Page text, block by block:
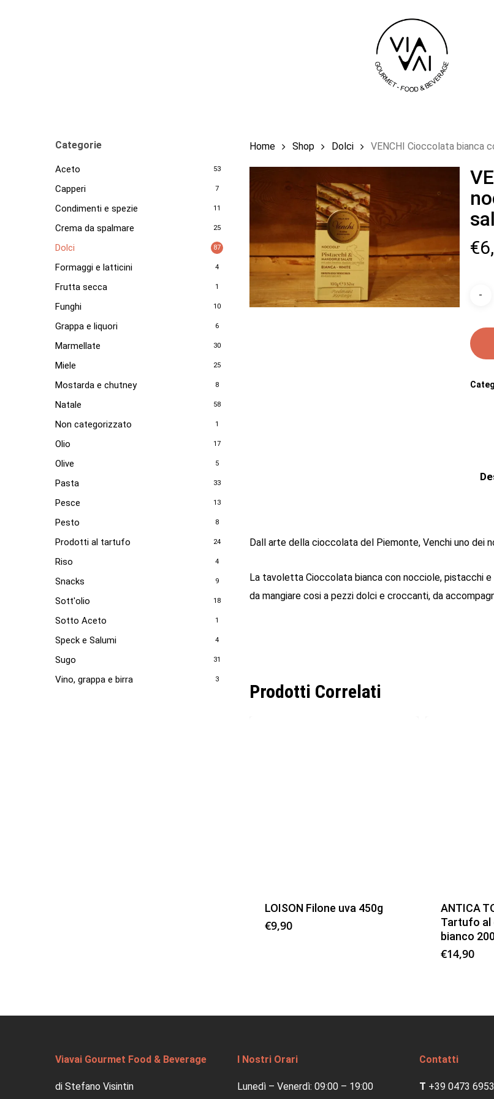
Categorie
Aceto 53
Capperi 7
Condimenti e spezie 11
Crema da spalmare 25
Dolci 87
Formaggi e latticini 4
Frutta secca 1
Funghi 10
Grappa e liquori 6
Marmellate 30
Miele 25
Mostarda e chutney 8
Natale 58
Non categorizzato 1
Olio 17
Olive 5
Pasta 33
Pesce 13
Pesto 8
Prodotti al tartufo 24
Riso 4
Snacks 9
Sott'olio 18
Sotto Aceto 1
Speck e Salumi 4
Sugo 31
Vino, grappa e birra 3
Home Shop Dolci VENCHI Cioccolata bianca
€
Dall arte della cioccolata del Piemonte, Venchi uno dei
La tavoletta Cioccolata bianca con nocciole, pistacchi
da mangiare cosi a pezzi dolci e croccanti, da
Prodotti Correlati
LOISON Filone uva 450g
€9,90
ANTICA
Tartufo
bianco
€14,90
Viavai Gourmet Food & Beverage
di Stefano Visintin
I Nostri Orari
Lunedì – Venerdì: 09:00 – 19:00
Contatti
T +39 0473